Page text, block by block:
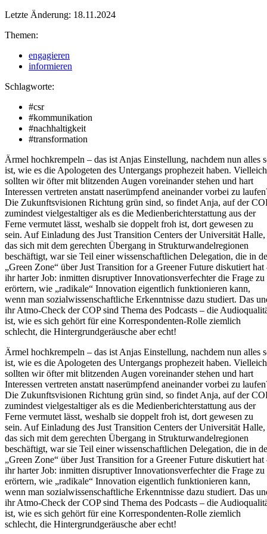
Letzte Änderung: 18.11.2024
Themen:
engagieren
informieren
Schlagworte:
#csr
#kommunikation
#nachhaltigkeit
#transformation
Ärmel hochkrempeln – das ist Anjas Einstellung, nachdem nun alles
ist, wie es die Apologeten des Untergangs prophezeit haben.
sollten wir öfter mit blitzenden Augen voreinander stehen und hart
Interessen vertreten anstatt naserümpfend aneinander vorbei zu
Die Zukunftsvisionen Richtung grün sind, so findet Anja, auf der
zumindest vielgestaltiger als es die Medienberichterstattung aus der
Ferne vermutet lässt, weshalb sie doppelt froh ist, dort gewesen zu
sein. Auf Einladung des Just Transition Centers der Universität Halle,
das sich mit dem gerechten Übergang in Strukturwandelregionen
beschäftigt, war sie Teil einer wissenschaftlichen Delegation, die in
„Green Zone“ über Just Transition for a Greener Future diskutiert hat
ihr harter Job: inmitten disruptiver Innovationsverfechter die Frage zu
erörtern, wie „radikale“ Innovation eigentlich funktionieren kann,
wenn man sozialwissenschaftliche Erkenntnisse dazu studiert. Das
ihr Atmo-Check der COP sind Thema des Podcasts – die
ist, wie es sich gehört für eine Korrespondenten-Rolle ziemlich
schlecht, die Hintergrundgeräusche aber echt!
Ärmel hochkrempeln – das ist Anjas Einstellung, nachdem nun alles
ist, wie es die Apologeten des Untergangs prophezeit haben.
sollten wir öfter mit blitzenden Augen voreinander stehen und hart
Interessen vertreten anstatt naserümpfend aneinander vorbei zu
Die Zukunftsvisionen Richtung grün sind, so findet Anja, auf der
zumindest vielgestaltiger als es die Medienberichterstattung aus der
Ferne vermutet lässt, weshalb sie doppelt froh ist, dort gewesen zu
sein. Auf Einladung des Just Transition Centers der Universität Halle,
das sich mit dem gerechten Übergang in Strukturwandelregionen
beschäftigt, war sie Teil einer wissenschaftlichen Delegation, die in
„Green Zone“ über Just Transition for a Greener Future diskutiert hat
ihr harter Job: inmitten disruptiver Innovationsverfechter die Frage zu
erörtern, wie „radikale“ Innovation eigentlich funktionieren kann,
wenn man sozialwissenschaftliche Erkenntnisse dazu studiert. Das
ihr Atmo-Check der COP sind Thema des Podcasts – die
ist, wie es sich gehört für eine Korrespondenten-Rolle ziemlich
schlecht, die Hintergrundgeräusche aber echt!